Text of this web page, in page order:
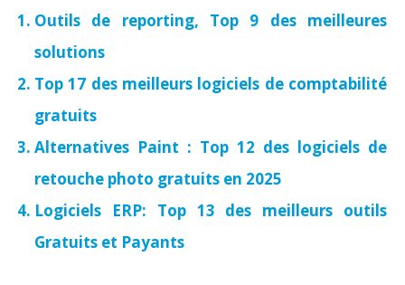
Outils de reporting, Top 9 des meilleures
solutions
Top 17 des meilleurs logiciels de comptabilité
gratuits
Alternatives Paint : Top 12 des logiciels de
retouche photo gratuits en 2025
Logiciels ERP: Top 13 des meilleurs outils
Gratuits et Payants